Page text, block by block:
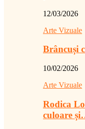
12/03/2026
Arte Vizuale
Brâncuși
10/02/2026
Arte Vizuale
Rodica
culoare